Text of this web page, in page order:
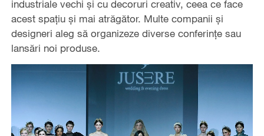
industriale vechi și cu decoruri creativ, ceea ce face
acest spațiu și mai atrăgător. Multe companii și
designeri aleg să organizeze diverse conferințe sau
lansări noi produse.